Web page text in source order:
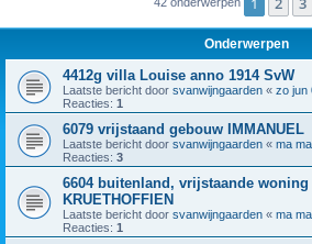
Onderwerpen
4412g villa Louise anno 1914 SvW
Laatste bericht door svanwijngaarden « zo jun
Reacties: 1
6079 vrijstaand gebouw IMMANUEL
Laatste bericht door svanwijngaarden « ma
Reacties: 3
6604 buitenland, vrijstaande woning
KRUETHOFFIEN
Laatste bericht door svanwijngaarden « ma
Reacties: 1